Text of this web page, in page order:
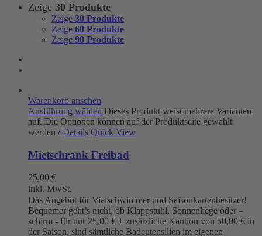
Zeige 30 Produkte
Zeige 30 Produkte
Zeige 60 Produkte
Zeige 90 Produkte
Warenkorb ansehen
Ausführung wählen Dieses Produkt weist mehrere Varianten
auf. Die Optionen können auf der Produktseite gewählt
werden / Details Quick View
Mietschrank Freibad
25,00 €
inkl. MwSt.
Das Angebot für Vielschwimmer und Saisonkartenbesitzer!
Bequemer geht’s nicht, ob Klappstuhl, Sonnenliege oder –
schirm - für nur 25,00 € + zusätzliche Kaution von 50,00 € in
der Saison, sind sämtliche Badeutensilien im eigenen